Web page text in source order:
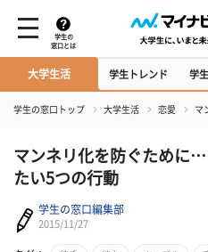
学生の
窓口とは
大学生活 学生トレンド 学
学生の窓口トップ 大学生活 恋愛 マ
マンネリ化を防ぐために
たい5つの行動
学生の窓口編集部
2015/11/27